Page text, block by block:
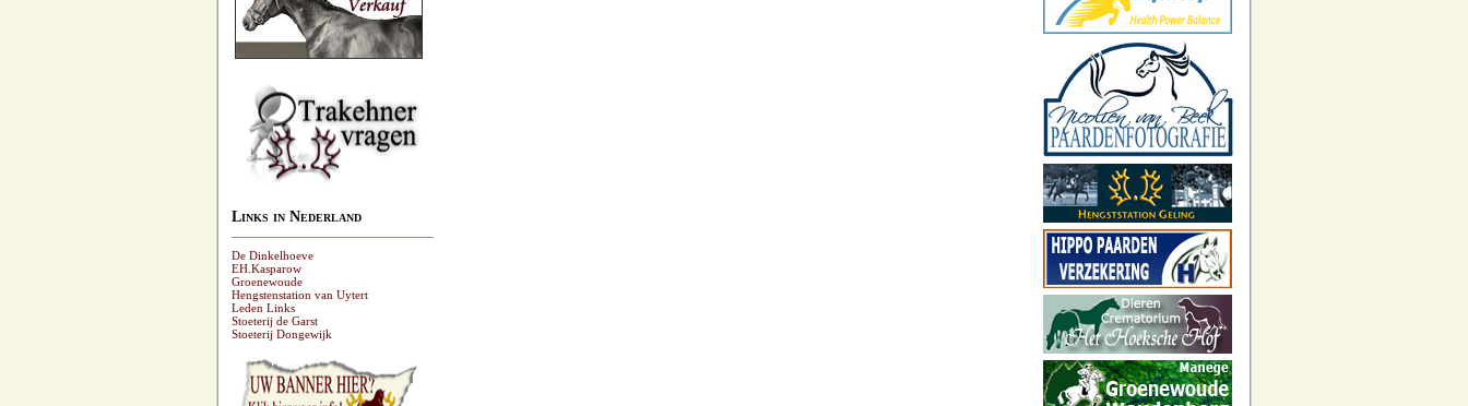
Links in Nederland
De Dinkelhoeve
EH.Kasparow
Groenewoude
Hengstenstation van Uytert
Leden Links
Stoeterij de Garst
Stoeterij Dongewijk